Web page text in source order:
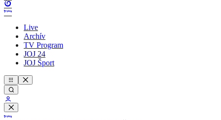
Live
Archív
TV Program
JOJ 24
JOJ Šport